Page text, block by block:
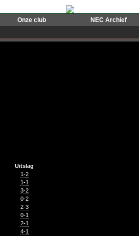
Onze club NEC Archief
Uitslag
1-2
1-1
3-2
0-2
2-3
0-1
2-1
4-1